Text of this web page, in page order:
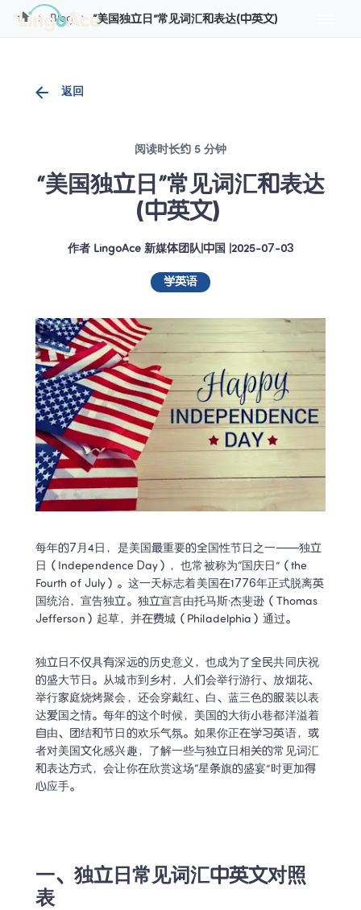
Blog “美国独立日”常见词汇和表达(中英文)
返回
阅读时长约 5 分钟
“美国独立日”常见词汇和表达
(中英文)
作者 LingoAce 新媒体团队| 中国 2025-07-03
学英语
每年的7月4日，是美国最重要的全国性节日之一——独立
日（Independence Day），也常被称为“国庆日”（the
Fourth of July）。这一天标志着美国在1776年正式脱离英
国统治，宣告独立。独立宣言由托马斯·杰斐逊（Thomas
Jefferson）起草，并在费城（Philadelphia）通过。
独立日不仅具有深远的历史意义，也成为了全民共同庆祝
的盛大节日。从城市到乡村，人们会举行游行、放烟花、
举行家庭烧烤聚会，还会穿戴红、白、蓝三色的服装以表
达爱国之情。每年的这个时候，美国的大街小巷都洋溢着
自由、团结和节日的欢乐气氛。如果你正在学习英语，或
者对美国文化感兴趣，了解一些与独立日相关的常见词汇
和表达方式，会让你在欣赏这场“星条旗的盛宴”时更加得
心应手。
一、独立日常见词汇中英文对照
表
Cookie管理